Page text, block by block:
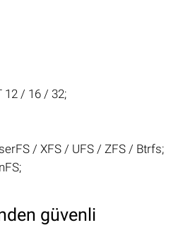
12 / 16 / 32;
/ XFS / UFS / ZFS / Btrfs;
güvenli